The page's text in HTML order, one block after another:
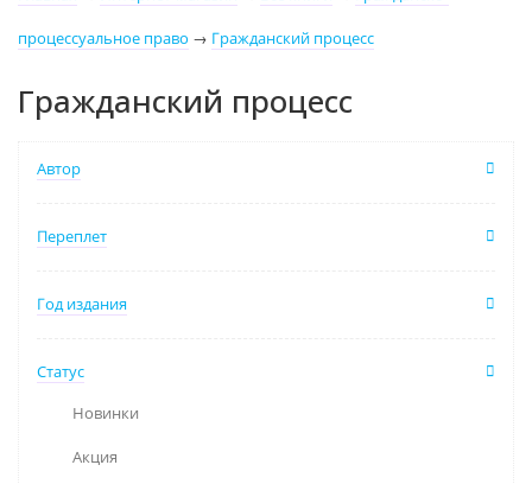
процессуальное право → Гражданский процесс
Гражданский процесс
Автор
Переплет
Год издания
Статус
Новинки
Акция